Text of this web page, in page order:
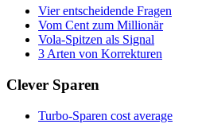
Vier entscheidende Fragen
Vom Cent zum Millionär
Vola-Spitzen als Signal
3 Arten von Korrekturen
Clever Sparen
Turbo-Sparen cost average